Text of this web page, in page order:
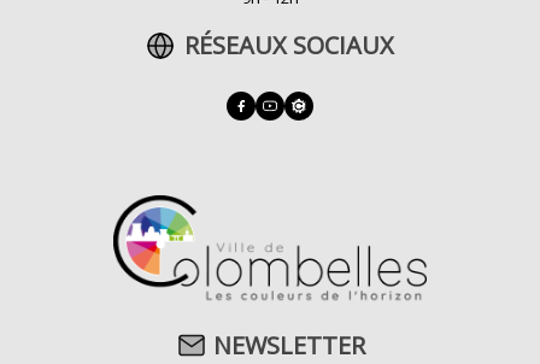
RÉSEAUX SOCIAUX
NEWSLETTER